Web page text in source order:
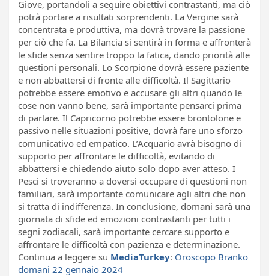
Giove, portandoli a seguire obiettivi contrastanti, ma ciò
potrà portare a risultati sorprendenti. La Vergine sarà
concentrata e produttiva, ma dovrà trovare la passione
per ciò che fa. La Bilancia si sentirà in forma e affronterà
le sfide senza sentire troppo la fatica, dando priorità alle
questioni personali. Lo Scorpione dovrà essere paziente
e non abbattersi di fronte alle difficoltà. Il Sagittario
potrebbe essere emotivo e accusare gli altri quando le
cose non vanno bene, sarà importante pensarci prima
di parlare. Il Capricorno potrebbe essere brontolone e
passivo nelle situazioni positive, dovrà fare uno sforzo
comunicativo ed empatico. L’Acquario avrà bisogno di
supporto per affrontare le difficoltà, evitando di
abbattersi e chiedendo aiuto solo dopo aver atteso. I
Pesci si troveranno a doversi occupare di questioni non
familiari, sarà importante comunicare agli altri che non
si tratta di indifferenza. In conclusione, domani sarà una
giornata di sfide ed emozioni contrastanti per tutti i
segni zodiacali, sarà importante cercare supporto e
affrontare le difficoltà con pazienza e determinazione.
Continua a leggere su MediaTurkey: Oroscopo Branko
domani 22 gennaio 2024